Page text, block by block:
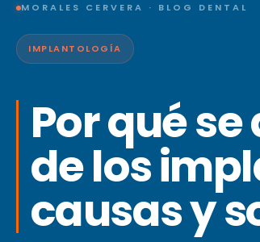
MORALES CERVERA · BLOG DENTAL
IMPLANTOLOGÍA
Por qué
de los
causas y